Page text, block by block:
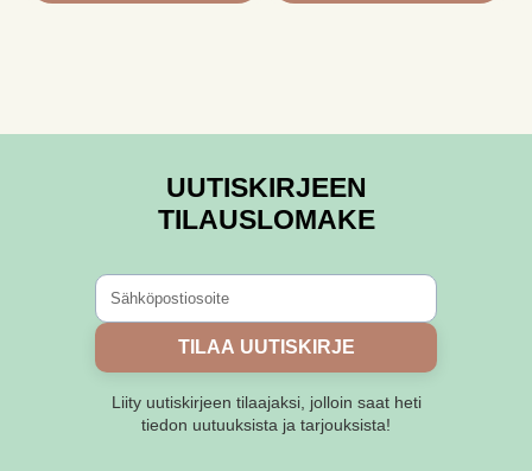
UUTISKIRJEEN
TILAUSLOMAKE
TILAA UUTISKIRJE
Liity uutiskirjeen tilaajaksi, jolloin saat heti
tiedon uutuuksista ja tarjouksista!